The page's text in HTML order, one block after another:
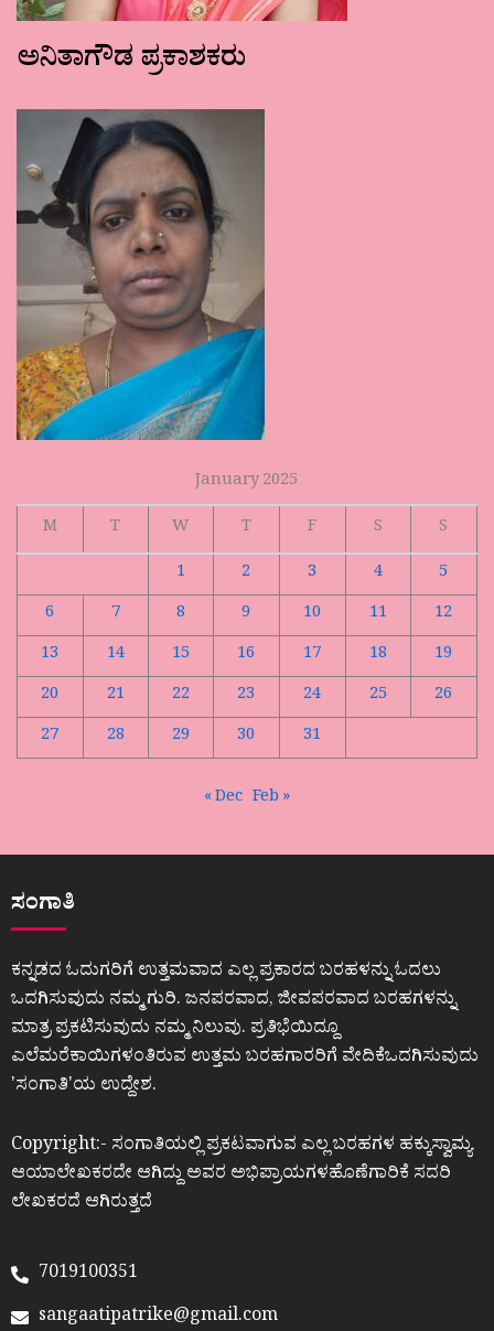
ಅನಿತಾಗೌಡ ಪ್ರಕಾಶಕರು
January 2025
M
T W T F S
S
1
2 3 4
5
6
7 8 9 10 11
12
13
14 15 16 17 18
19
20
21 22 23 24 25
26
27
28 29 30 31
« Dec Feb »
ಸಂಗಾತಿ
ಕನ್ನಡದ ಓದುಗರಿಗೆ ಉತ್ತಮವಾದ ಎಲ್ಲ ಪ್ರಕಾರದ ಬರಹಳನ್ನು ಓದಲು
ಒದಗಿಸುವುದು ನಮ್ಮ ಗುರಿ. ಜನಪರವಾದ, ಜೀವಪರವಾದ ಬರಹಗಳನ್ನು
ಮಾತ್ರ ಪ್ರಕಟಿಸುವುದು ನಮ್ಮ ನಿಲುವು. ಪ್ರತಿಭೆಯಿದ್ದೂ
ಎಲೆಮರೆಕಾಯಿಗಳಂತಿರುವ ಉತ್ತಮ ಬರಹಗಾರರಿಗೆ ವೇದಿಕೆಒದಗಿಸುವುದು
ʼಸಂಗಾತಿʼಯ ಉದ್ದೇಶ.
Copyright:- ಸಂಗಾತಿಯಲ್ಲಿ ಪ್ರಕಟವಾಗುವ ಎಲ್ಲ ಬರಹಗಳ ಹಕ್ಕುಸ್ವಾಮ್ಯ
ಆಯಾಲೇಖಕರದೇ ಆಗಿದ್ದು ಅವರ ಅಭಿಪ್ರಾಯಗಳಹೊಣೆಗಾರಿಕೆ ಸದರಿ
ಲೇಖಕರದೆ ಆಗಿರುತ್ತದೆ
7019100351
sangaatipatrike@gmail.com